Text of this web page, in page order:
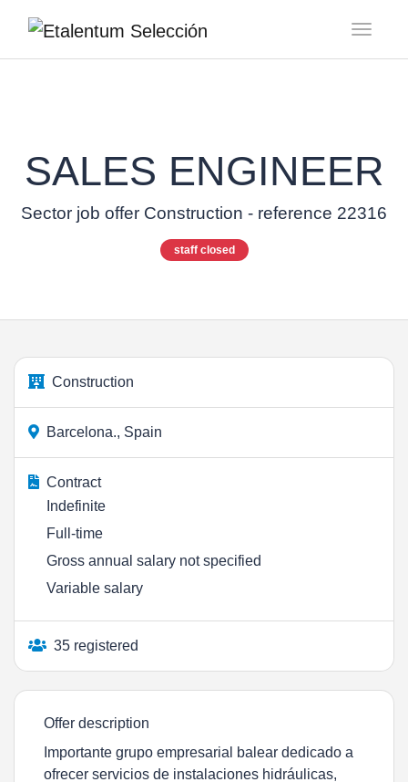
SALES ENGINEER
Sector job offer Construction - reference 22316
staff closed
Construction
Barcelona., Spain
Contract
Indefinite
Full-time
Gross annual salary not specified
Variable salary
35 registered
Offer description
Importante grupo empresarial balear dedicado a
ofrecer servicios de instalaciones hidráulicas,